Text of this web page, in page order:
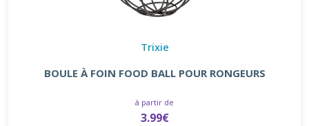
Trixie
BOULE À FOIN FOOD BALL POUR RONGEURS
à partir de
3.99€